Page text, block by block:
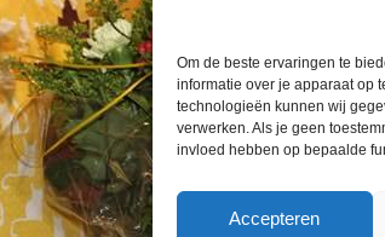
Om de beste ervaringen te
informatie over je apparaat op
technologieën kunnen wij
verwerken. Als je geen
invloed hebben op bepaalde
Accepteren